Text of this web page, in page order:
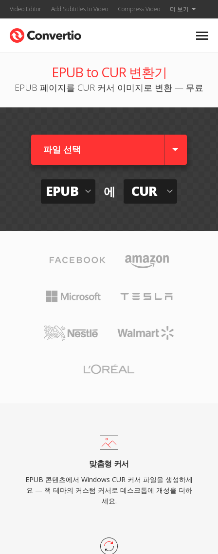
Video Editor Add Subtitles to Video Compress Video 더 보기
EPUB to CUR 변환기
EPUB 페이지를 CUR 커서 이미지로 변환 — 무료
파일 선택
EPUB 에 CUR
맞춤형 커서
EPUB 콘텐츠에서 Windows CUR 커서 파일을 생성하세
요 — 책 테마의 커스텀 커서로 데스크톱에 개성을 더하
세요.